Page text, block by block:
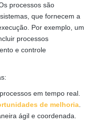
processos são
que fornecem a
Por exemplo, um
processos
e controle
em tempo real.
de melhoria
ágil e coordenada.